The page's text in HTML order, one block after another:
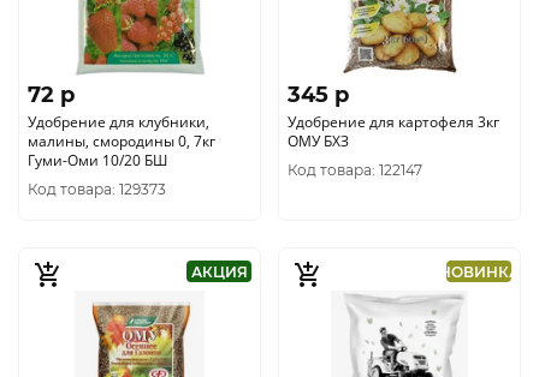
72 p
Удобрение для клубники,
малины, смородины 0, 7кг
Гуми-Оми 10/20 БШ
Код товара: 129373
345 p
Удобрение для картофеля 3кг
ОМУ БХЗ
Код товара: 122147
АКЦИЯ НОВИНКА